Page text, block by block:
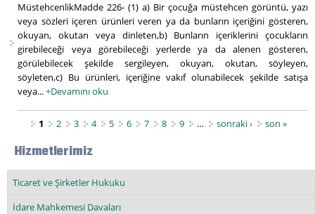
MüstehcenlikMadde 226- (1) a) Bir çocuğa müstehcen görüntü, yazı
veya sözleri içeren ürünleri veren ya da bunların içeriğini gösteren,
okuyan, okutan veya dinleten,b) Bunların içeriklerini çocukların
girebileceği veya görebileceği yerlerde ya da alenen gösteren,
görülebilecek şekilde sergileyen, okuyan, okutan, söyleyen,
söyleten,c) Bu ürünleri, içeriğine vakıf olunabilecek şekilde satışa
veya...+Devamını oku
Sayfalar
1 2 3 4 5 6 7 8 9 … sonraki › son »
Hizmetlerimiz
Ticaret ve Şirketler Hukuku
İdare Mahkemesi Davaları